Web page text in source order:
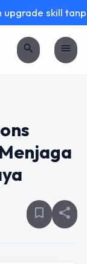
skill
search menu
bookmark_border share